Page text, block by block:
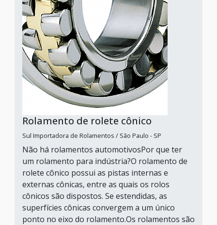
Rolamento de rolete cônico
Sul Importadora de Rolamentos / São Paulo - SP
Não há rolamentos automotivosPor que ter
um rolamento para indústria?O rolamento de
rolete cônico possui as pistas internas e
externas cônicas, entre as quais os rolos
cônicos são dispostos. Se estendidas, as
superfícies cônicas convergem a um único
ponto no eixo do rolamento.Os rolamentos são